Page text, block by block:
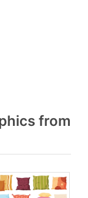
from